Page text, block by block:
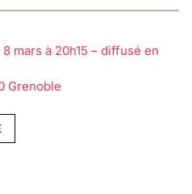
mars à 20h15 – diffusé en
Grenoble